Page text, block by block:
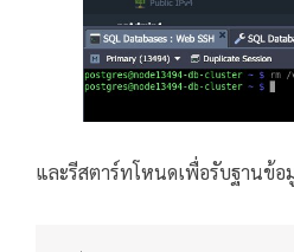
และรีสตาร์ทโหนดเพื่อรับฐานข้อ